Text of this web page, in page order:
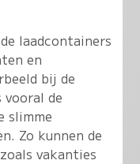
laadcontainers
en
bij de
vooral de
slimme
Zo kunnen de
vakanties